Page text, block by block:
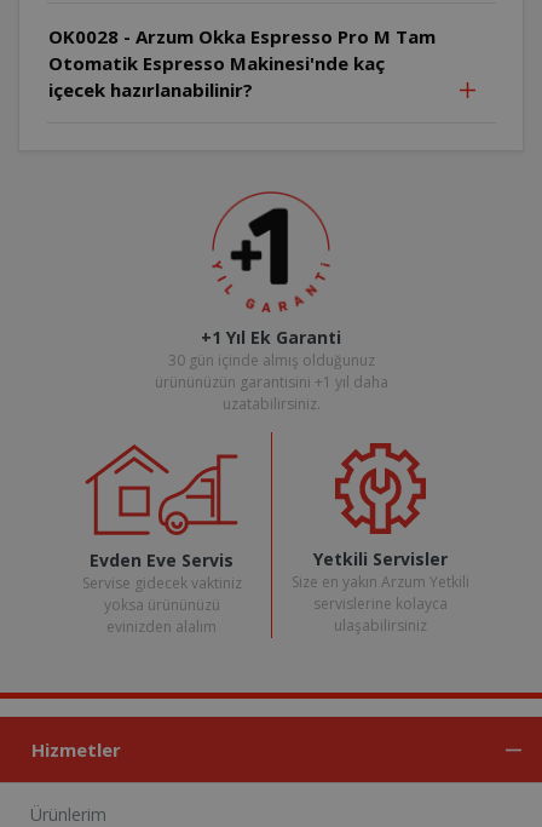
OK0028 - Arzum Okka Espresso Pro M Tam
Otomatik Espresso Makinesi'nde kaç
içecek hazırlanabilinir?
+1 Yıl Ek Garanti
30 gün içinde almış olduğunuz
ürününüzün garantisini +1 yıl daha
uzatabilirsiniz.
Evden Eve Servis
Servise gidecek vaktiniz
yoksa ürününüzü
evinizden alalım
Yetkili Servisler
Size en yakın Arzum Yetkili
servislerine kolayca
ulaşabilirsiniz
Hizmetler
Ürünlerim